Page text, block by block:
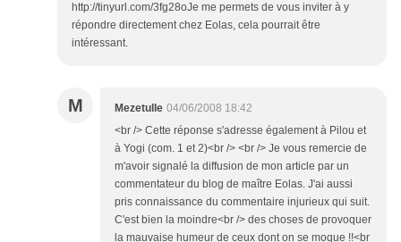
http://tinyurl.com/3fg28oJe me permets de vous inviter à y
répondre directement chez Eolas, cela pourrait être
intéressant.
M Mezetulle 04/06/2008 18:42
<br /> Cette réponse s'adresse également à Pilou et
à Yogi (com. 1 et 2)<br /> <br /> Je vous remercie de
m'avoir signalé la diffusion de mon article par un
commentateur du blog de maître Eolas. J'ai aussi
pris connaissance du commentaire injurieux qui suit.
C'est bien la moindre<br /> des choses de provoquer
la mauvaise humeur de ceux dont on se moque !!<br